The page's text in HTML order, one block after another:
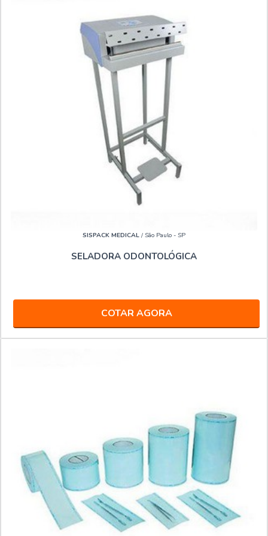
SISPACK MEDICAL / São Paulo - SP
SELADORA ODONTOLÓGICA
COTAR AGORA